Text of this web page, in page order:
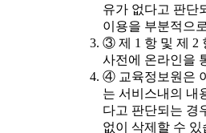
유가 없다고 판단
이용을 부분적으
③ 제 1 항 및 제 2
사전에 온라인을
④ 교육정보원은
는 서비스내의 내
다고 판단되는 경
없이 삭제할 수 있